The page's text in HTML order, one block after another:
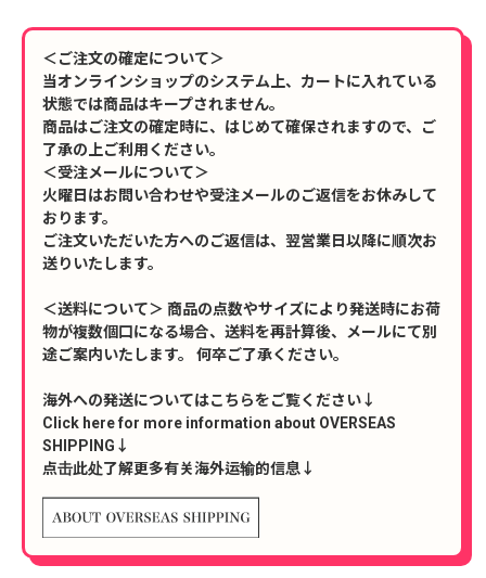
＜ご注文の確定について＞
当オンラインショップのシステム上、カートに入れている
状態では商品はキープされません。
商品はご注文の確定時に、はじめて確保されますので、ご
了承の上ご利用ください。
＜受注メールについて＞
火曜日はお問い合わせや受注メールのご返信をお休みして
おります。
ご注文いただいた方へのご返信は、翌営業日以降に順次お
送りいたします。
＜送料について＞ 商品の点数やサイズにより発送時にお荷
物が複数個口になる場合、送料を再計算後、メールにて別
途ご案内いたします。 何卒ご了承ください。
海外への発送についてはこちらをご覧ください↓
Click here for more information about OVERSEAS
SHIPPING↓
点击此处了解更多有关海外运输的信息↓